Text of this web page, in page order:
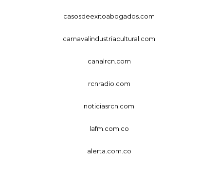
casosdeexitoabogados.com
carnavalindustriacultural.com
canalrcn.com
rcnradio.com
noticiasrcn.com
lafm.com.co
alerta.com.co